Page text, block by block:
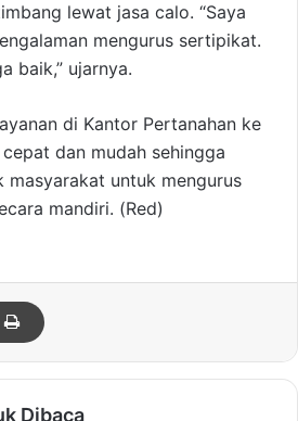
lewat jasa calo. “Saya
mengurus sertipikat.
baik,” ujarnya.
di Kantor Pertanahan ke
dan mudah sehingga
masyarakat untuk mengurus
mandiri. (Red)
Dibaca